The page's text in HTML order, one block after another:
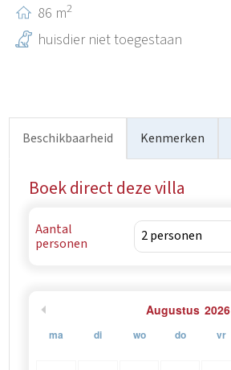
86 m2
huisdier niet toegestaan
Beschikbaarheid Kenmerken
Boek direct deze villa
Aantal
personen
Augustus 2026
ma di wo do vr